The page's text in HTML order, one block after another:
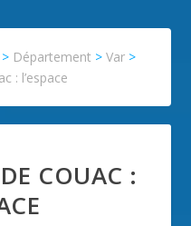
> Département >Var >
: l’espace
COUAC :